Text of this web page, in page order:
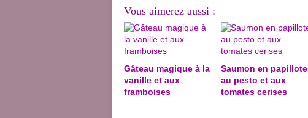
Vous aimerez aussi :
Gâteau magique à la
vanille et aux
framboises
Saumon en papillote
au pesto et aux
tomates cerises